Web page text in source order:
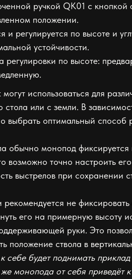
ручкой QK01 с кнопкой
положении.
и регулируется по высоте и
устойчивости.
регулировки по высоте:
использоваться для
стола или с земли. В
выбрать оптимальный способ
обычно монопод фиксируется
возможно точно настроить
выстрелов при сохранении
рекомендуется не
его на примерную высоту
руки. Это
положение ствола в
будет поднимать приклад
монопода от себя приведёт